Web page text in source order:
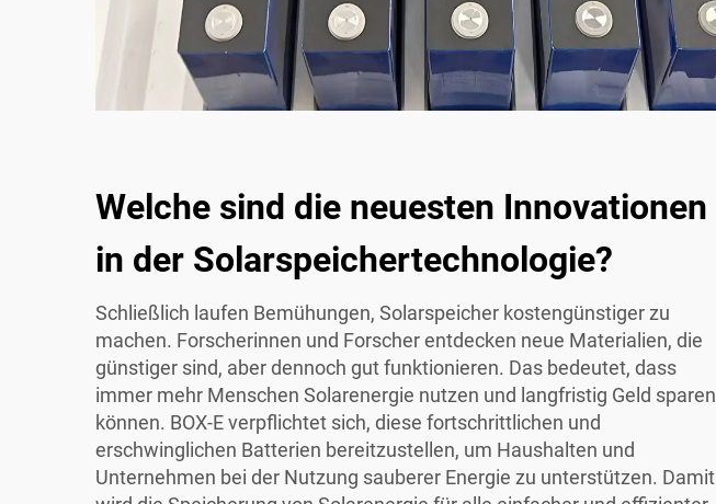
Welche sind die neuesten Innovationen
in der Solarspeichertechnologie?
Schließlich laufen Bemühungen, Solarspeicher kostengünstiger zu
machen. Forscherinnen und Forscher entdecken neue Materialien, die
günstiger sind, aber dennoch gut funktionieren. Das bedeutet, dass
immer mehr Menschen Solarenergie nutzen und langfristig Geld sparen
können. BOX-E verpflichtet sich, diese fortschrittlichen und
erschwinglichen Batterien bereitzustellen, um Haushalten und
Unternehmen bei der Nutzung sauberer Energie zu unterstützen. Damit